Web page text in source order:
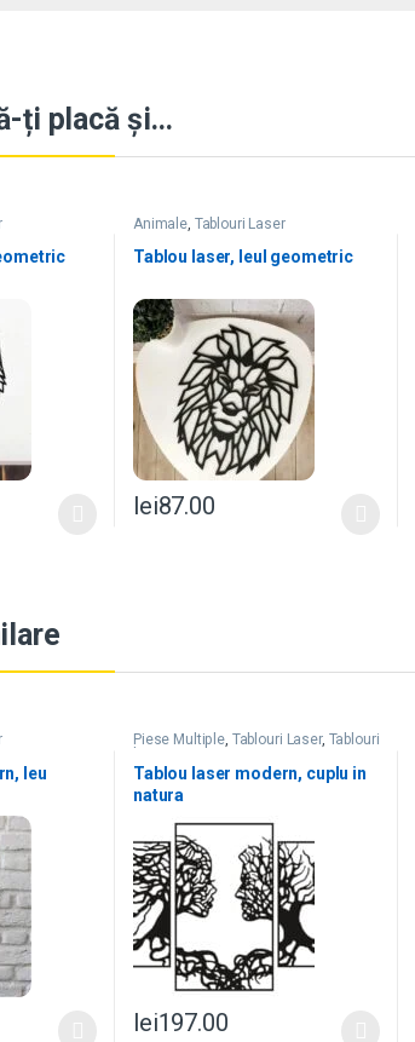
ți placă și…
Animale Tablouri Laser
Tablou laser, leul geometric
lei87.00
leu
Piese Multiple, Tablouri Laser, Tablouri
Tablou laser modern, cuplu in
natura
lei197.00